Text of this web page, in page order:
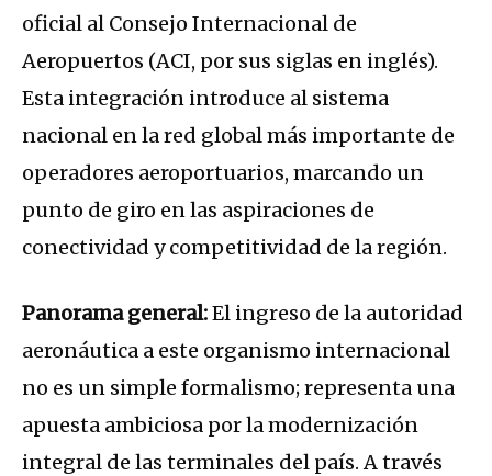
oficial al Consejo Internacional de
Aeropuertos (ACI, por sus siglas en inglés).
Esta integración introduce al sistema
nacional en la red global más importante de
operadores aeroportuarios, marcando un
punto de giro en las aspiraciones de
conectividad y competitividad de la región.
Panorama general:El ingreso de la autoridad
aeronáutica a este organismo internacional
no es un simple formalismo; representa una
apuesta ambiciosa por la modernización
integral de las terminales del país. A través